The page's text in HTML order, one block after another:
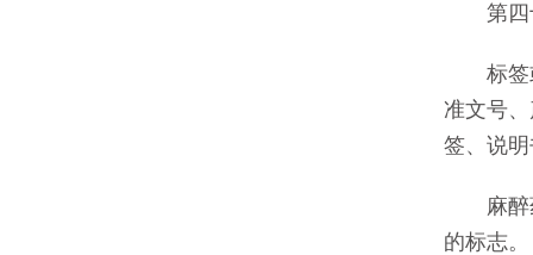
第四十
标签或
准文号
签、说
麻醉药
的标志。